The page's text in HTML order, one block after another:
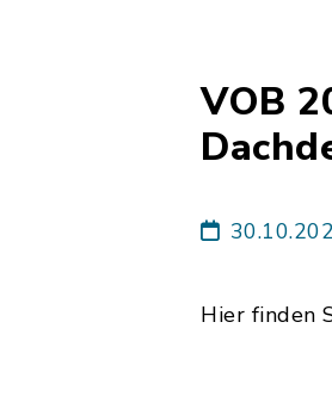
VOB
Hier finden